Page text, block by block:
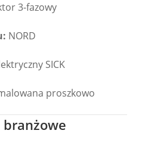
3-fazowy
NORD
SICK
proszkowo
branżowe